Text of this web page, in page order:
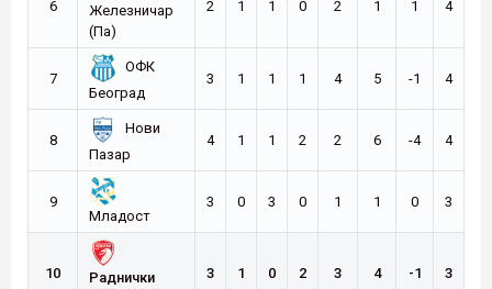
6
Железничар
(Па)
2 1 1 0 2 1 1 4
7
ОФК
Београд
3 1 1 1 4 5 -1 4
8
Нови
Пазар
4 1 1 2 2 6 -4 4
9
Младост
3 0 3 0 1 1 0 3
10
Раднички
3 1 0 2 3 4 -1 3